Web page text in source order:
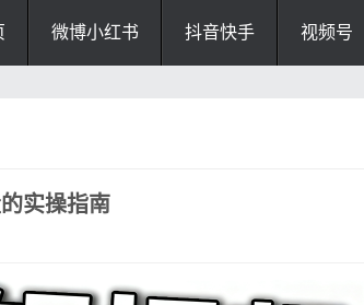
微博小红书 抖音快手 视频号
实操指南